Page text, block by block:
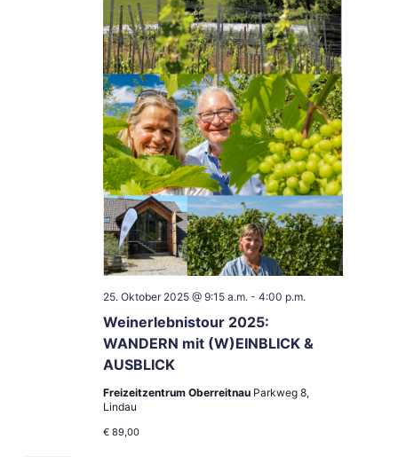
Weinerlebnistour 2025:
WANDERN mit (W)EINBLICK &
AUSBLICK
25. Oktober 2025 @ 9:15 a.m. - 4:00 p.m.
Freizeitzentrum Oberreitnau Parkweg 8,
Lindau
€ 89,00